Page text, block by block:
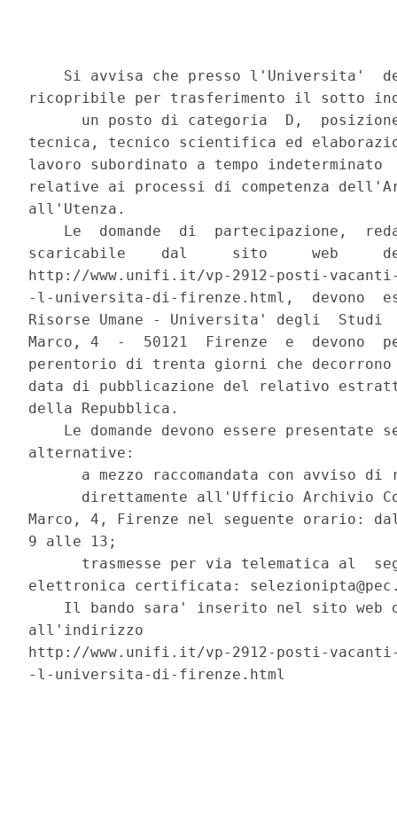
Si avvisa che presso l'Universita'
ricopribile per trasferimento il sotto
un posto di categoria  D,
tecnica, tecnico scientifica ed
lavoro subordinato a tempo
relative ai processi di competenza
all'Utenza.
Le  domande  di  partecipazione,
scaricabile    dal     sito     web
http://www.unifi.it/vp-2912-posti-
-l-universita-di-firenze.html,  devono
Risorse Umane - Universita' degli
Marco, 4  -  50121  Firenze  e  devono
perentorio di trenta giorni che
data di pubblicazione del relativo
della Repubblica.
Le domande devono essere presentate
alternative:
a mezzo raccomandata con avviso di
direttamente all'Ufficio Archivio
Marco, 4, Firenze nel seguente orario:
9 alle 13;
trasmesse per via telematica al
elettronica certificata:
Il bando sara' inserito nel sito web
all'indirizzo
http://www.unifi.it/vp-2912-posti-
-l-universita-di-firenze.html